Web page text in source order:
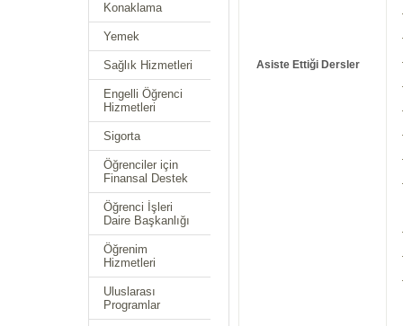
Konaklama
Yemek
Sağlık Hizmetleri
Engelli Öğrenci
Hizmetleri
Sigorta
Öğrenciler için
Finansal Destek
Öğrenci İşleri
Daire Başkanlığı
Öğrenim
Hizmetleri
Uluslarası
Programlar
Asiste Ettiği Dersler